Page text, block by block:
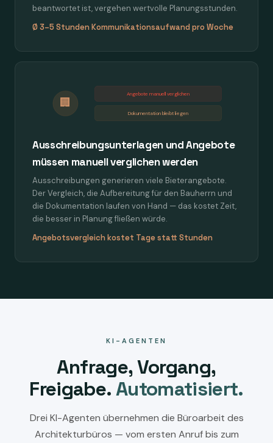
beantwortet ist, vergehen wertvolle Planungsstunden.
Ø 3–5 Stunden Kommunikationsaufwand pro Woche
🏢
Angebote manuell verglichen
Dokumentation bleibt liegen
Ausschreibungsunterlagen und Angebote
müssen manuell verglichen werden
Ausschreibungen generieren viele Bieterangebote.
Der Vergleich, die Aufbereitung für den Bauherrn und
die Dokumentation laufen von Hand — das kostet Zeit,
die besser in Planung fließen würde.
Angebotsvergleich kostet Tage statt Stunden
KI-AGENTEN
Anfrage, Vorgang,
Freigabe. Automatisiert.
Drei KI-Agenten übernehmen die Büroarbeit des
Architekturbüros — vom ersten Anruf bis zum